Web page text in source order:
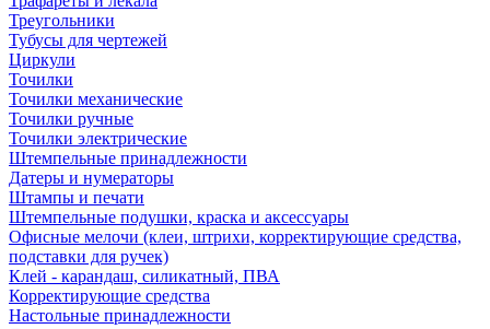
Треугольники
Тубусы для чертежей
Циркули
Точилки
Точилки механические
Точилки ручные
Точилки электрические
Штемпельные принадлежности
Датеры и нумераторы
Штампы и печати
Штемпельные подушки, краска и аксессуары
Офисные мелочи (клеи, штрихи, корректирующие средства,
подставки для ручек)
Клей - карандаш, силикатный, ПВА
Корректирующие средства
Настольные принадлежности